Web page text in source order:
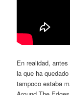
En realidad,
la que ha
tampoco estaba